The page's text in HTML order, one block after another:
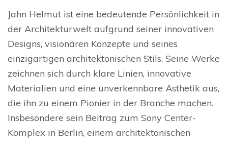
Jahn Helmut ist eine bedeutende Persönlichkeit in
der Architekturwelt aufgrund seiner innovativen
Designs, visionären Konzepte und seines
einzigartigen architektonischen Stils. Seine Werke
zeichnen sich durch klare Linien, innovative
Materialien und eine unverkennbare Ästhetik aus,
die ihn zu einem Pionier in der Branche machen.
Insbesondere sein Beitrag zum Sony Center-
Komplex in Berlin, einem architektonischen